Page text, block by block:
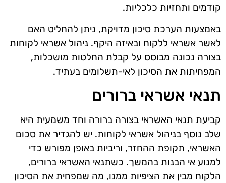
קודמים ותחזיות כלכליות.
באמצעות הערכת סיכון מדויקת, ניתן להחליט האם
לאשר אשראי ללקוח ובאיזה היקף. ניהול אשראי לקוחות
בצורה נכונה מבוסס על קבלת החלטות מושכלות,
המפחיתות את הסיכון לאי-תשלומים בעתיד.
תנאי אשראי ברורים
קביעת תנאי האשראי בצורה ברורה וחד משמעית היא
שלב נוסף בניהול אשראי לקוחות. יש להגדיר את סכום
האשראי, תקופת ההחזר, וריביות באופן מפורש כדי
למנוע אי הבנות בהמשך. כשתנאי האשראי ברורים,
הלקוח מבין את הציפיות ממנו, מה שמפחית את הסיכון